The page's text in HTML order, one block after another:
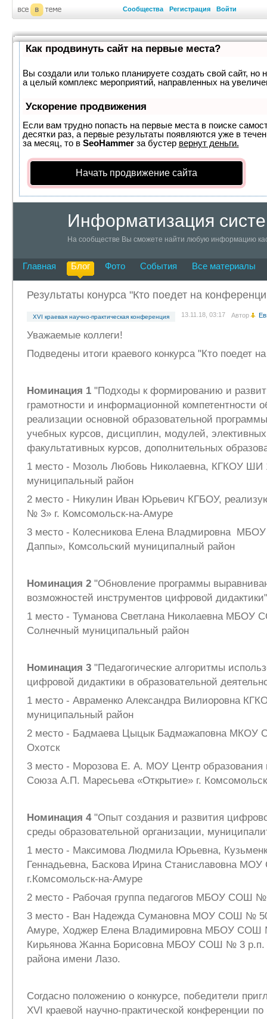
Сообщества Регистрация Войти
Как продвинуть сайт на первые места?
Вы создали или только планируете создать свой сайт, но
а целый комплекс мероприятий, направленных на
Ускорение продвижения
Если вам трудно попасть на первые места в поиске
десятки раз, а первые результаты появляются уже в
за месяц, то в SeoHammerза бустер вернут деньги.
Начать продвижение сайта
Информатизация
На сообществе Вы сможете найти любую информацию
Главная Блог Фото События Все материалы
Результаты конурса "Кто поедет на
XVI краевая научно-практическая конференция 13.11.18, 03:17 Автор
Уважаемые коллеги!
Подведены итоги краевого конкурса "Кто поедет
Номинация 1"Подходы к формированию и
грамотности и информационной компетентности
реализации основной образовательной
учебных курсов, дисциплин, модулей,
факультативных курсов, дополнительных
1 место - Мозоль Любовь Николаевна, КГКОУ ШИ
муниципальный район
2 место - Никулин Иван Юрьевич КГБОУ,
№ 3» г. Комсомольск-на-Амуре
3 место - Колесникова Елена Владмировна
Даппы», Комсольский муниципалный район
Номинация 2"Обновление программы
возможностей инструментов цифровой дидактики"
1 место - Туманова Светлана Николаевна МБОУ
Солнечный муниципальный район
Номинация 3"Педагогические алгоритмы
цифровой дидактики в образовательной
1 место - Авраменко Александра Вилиоровна
муниципальный район
2 место - Бадмаева Цыцык Бадмажаповна МКОУ
Охотск
3 место - Морозова Е. А. МОУ Центр образования
Союза А.П. Маресьева «Открытие» г.
Номинация 4"Опыт создания и развития
среды образовательной организации,
1 место - Максимова Людмила Юрьевна,
Геннадьевна, Баскова Ирина Станиславовна
г.Комсомольск-на-Амуре
2 место - Рабочая группа педагогов МБОУ СОШ
3 место - Ван Надежда Сумановна МОУ СОШ № 50
Амуре, Ходжер Елена Владимировна МБОУ СОШ
Кирьянова Жанна Борисовна МБОУ СОШ № 3 р.п.
района имени Лазо.
Согдасно положению о конкурсе, победители
XVI краевой научно-практической конференции